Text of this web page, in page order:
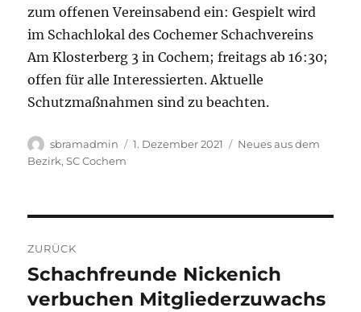
zum offenen Vereinsabend ein: Gespielt wird
im Schachlokal des Cochemer Schachvereins
Am Klosterberg 3 in Cochem; freitags ab 16:30;
offen für alle Interessierten. Aktuelle
Schutzmaßnahmen sind zu beachten.
Autor
sbramadmin
Veröffentlicht
1. Dezember 2021 Kategorien
Neues aus dem
Bezirk,SC Cochem
ZURÜCK
Vorheriger
Beitrag:
Schachfreunde Nickenich
verbuchen Mitgliederzuwachs